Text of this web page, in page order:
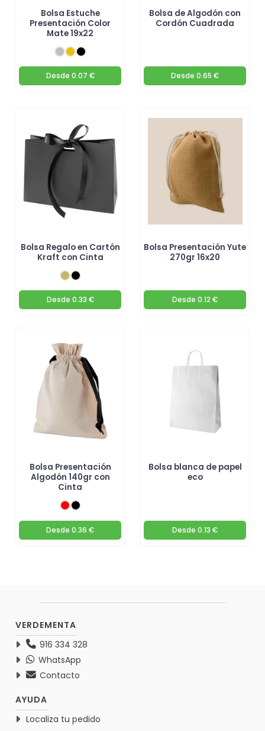
Bolsa Estuche
Presentación Color
Mate 19x22
Desde 0.07 €
Bolsa de Algodón con
Cordón Cuadrada
Desde 0.65 €
Bolsa Regalo en Cartón
Kraft con Cinta
Desde 0.33 €
Bolsa Presentación Yute
270gr 16x20
Desde 0.12 €
Bolsa Presentación
Algodón 140gr con
Cinta
Desde 0.36 €
Bolsa blanca de papel
eco
Desde 0.13 €
VERDEMENTA
916 334 328
WhatsApp
Contacto
AYUDA
Localiza tu pedido